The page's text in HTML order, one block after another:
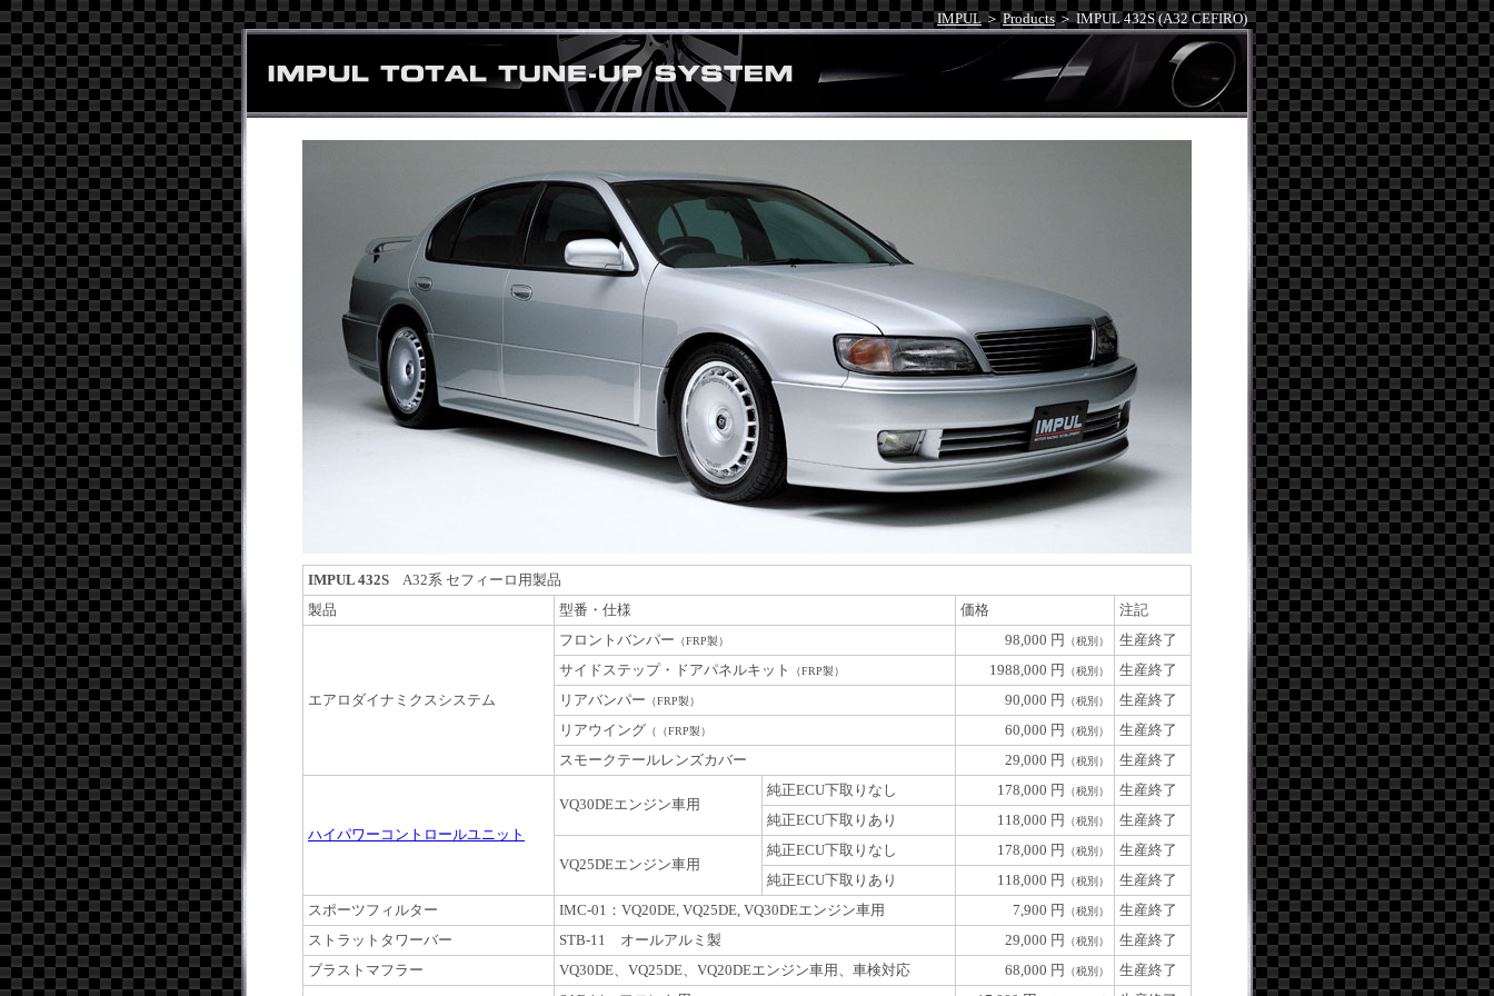
IMPUL＞Products＞IMPUL 432S (A32 CEFIRO)
IMPUL 432S A32系 セフィーロ用製品
製品
型番・仕様 価格 注記
エアロダイナミクスシステム
フロントバンパー （FRP製） 98,000 円 （税別）
生産終了
サイドステップ・ドアパネルキット
（FRP製） 1988,000 円 （税別）
生産終了
リアバンパー （FRP製） 90,000 円 （税別）
生産終了
リアウイング （（FRP製） 60,000 円 （税別）
生産終了
スモークテールレンズカバー
29,000 円 （税別） 生産終了
ハイパワーコントロールユニット
VQ30DEエンジン車用
純正ECU下取りなし 178,000 円 （税別）
生産終了
純正ECU下取りあり
118,000 円 （税別） 生産終了
VQ25DEエンジン車用
純正ECU下取りなし 178,000 円 （税別）
生産終了
純正ECU下取りあり
118,000 円 （税別）
生産終了
スポーツフィルター
IMC-01：VQ20DE, VQ25DE, VQ30DEエンジン車用 7,900 円 （税別）
生産終了
ストラットタワーバー
STB-11 オールアルミ製 29,000 円 （税別）
生産終了
ブラストマフラー
VQ30DE、VQ25DE、VQ20DEエンジン車用、車検対応 68,000 円 （税別）
生産終了